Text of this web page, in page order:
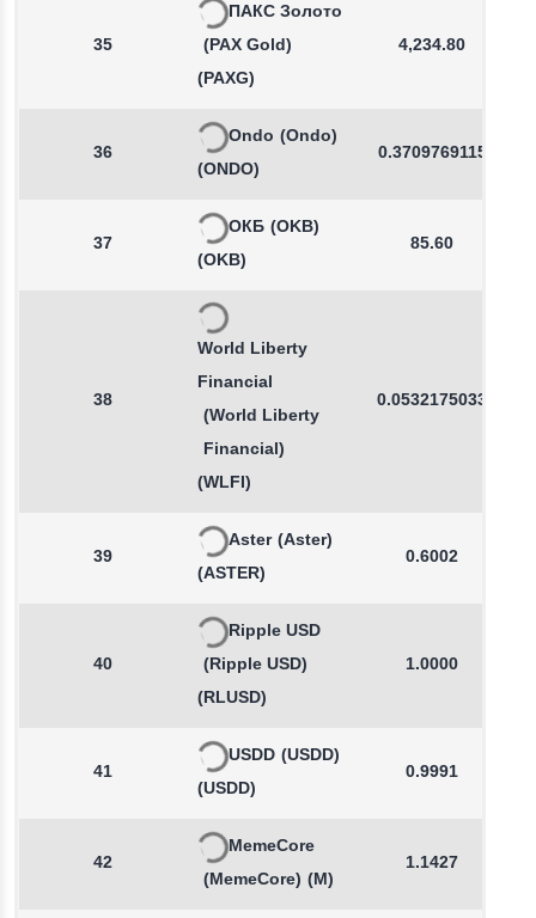
35
ПАКС Золото
(PAX Gold)
(PAXG)
4,234.80
36
Ondo (Ondo)
(ONDO)
0.3709769115
37
ОКБ (OKB)
(OKB)
85.60
38
World Liberty
Financial
(World Liberty
Financial)
(WLFI)
0.0532175033
39
Aster (Aster)
(ASTER)
0.6002
40
Ripple USD
(Ripple USD)
(RLUSD)
1.0000
41
USDD (USDD)
(USDD)
0.9991
42
MemeCore
(MemeCore) (M)
1.1427